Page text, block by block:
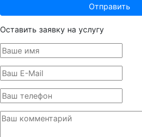
Оставить заявку на услугу